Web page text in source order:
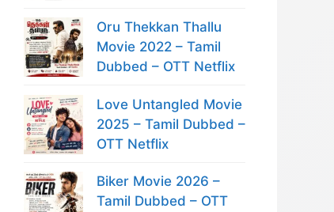
Oru Thekkan Thallu
Movie 2022 – Tamil
Dubbed – OTT Netflix
Love Untangled Movie
2025 – Tamil Dubbed –
OTT Netflix
Biker Movie 2026 –
Tamil Dubbed – OTT